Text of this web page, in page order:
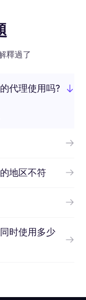
釋過了
代理使用吗?
地区不符
时使用多少